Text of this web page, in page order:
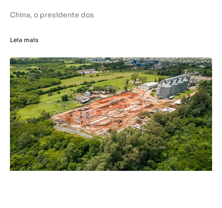
China, o presidente dos
Leia mais